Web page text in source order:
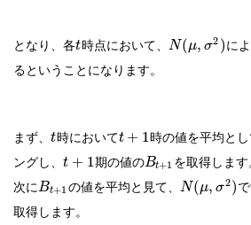
となり、各t時点において、 N(μ, σ2 )に
るということになります。
まず、 t時においてt + 1時の値を平均と
ングし、
t + 1期の値のBt+1 を取得します
次にBt+1 の値を平均と見て、 N(μ, σ2)で
取得します。